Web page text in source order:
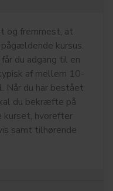
og fremmest, at
kursus.
du adgang til en
af mellem 10-
Når du har bestået
du bekræfte på
kurset, hvorefter
samt tilhørende